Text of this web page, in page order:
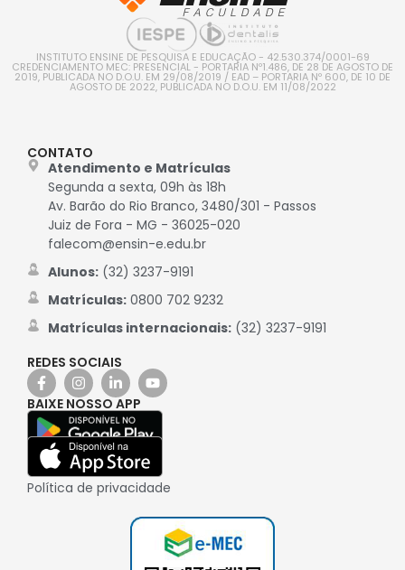
INSTITUTO ENSINE DE PESQUISA E EDUCAÇÃO - 42.530.374/0001-69
CREDENCIAMENTO MEC: PRESENCIAL - PORTARIA Nº1.486, DE 28 DE AGOSTO DE
2019, PUBLICADA NO D.O.U. EM 29/08/2019 / EAD – PORTARIA Nº 600, DE 10 DE
AGOSTO DE 2022, PUBLICADA NO D.O.U. EM 11/08/2022
CONTATO
Atendimento e Matrículas
Segunda a sexta, 09h às 18h
Av. Barão do Rio Branco, 3480/301 - Passos
Juiz de Fora - MG - 36025-020
falecom@ensin-e.edu.br
Alunos:(32) 3237-9191
Matrículas:0800 702 9232
Matrículas internacionais:(32) 3237-9191
REDES SOCIAIS
BAIXE NOSSO APP
Política de privacidade